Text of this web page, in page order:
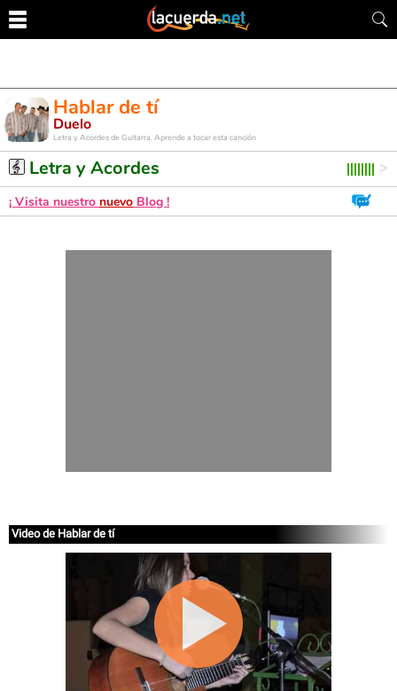
Hablar de tí
Duelo
Letra y Acordes de Guitarra. Aprende a tocar esta canción
Letra y Acordes
¡ Visita nuestro nuevo Blog !
Video de Hablar de tí